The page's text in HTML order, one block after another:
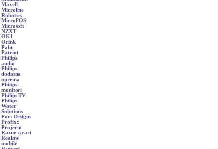
Maxell
Microline
Robotics
MicroPOS
Microsoft
NZXT
OKI
Orink
Palit
Patriot
Philips
audio
Philips
dodatna
oprema
Philips
monitori
Philips TV
Philips
Water
Solutions
Port Designs
Profixx
Projecto
Razne stvari
Realme
mobile